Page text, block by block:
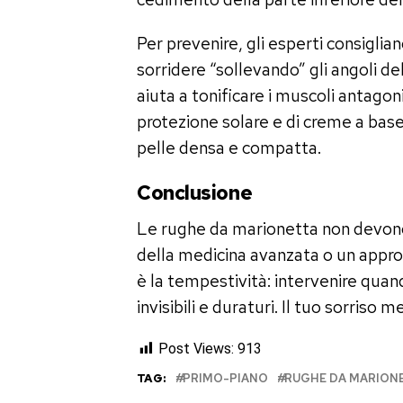
Per prevenire, gli esperti
sorridere “sollevando” gli angoli
aiuta a tonificare i muscoli
protezione solare e di creme a
pelle densa e compatta.
Conclusione
Le rughe da marionetta non
della medicina avanzata o un
è la tempestività: intervenire
invisibili e duraturi. Il tuo sorriso
Post Views: 913
TAG: PRIMO-PIANO RUGHE DA